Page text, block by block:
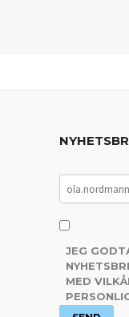
JEG
MED